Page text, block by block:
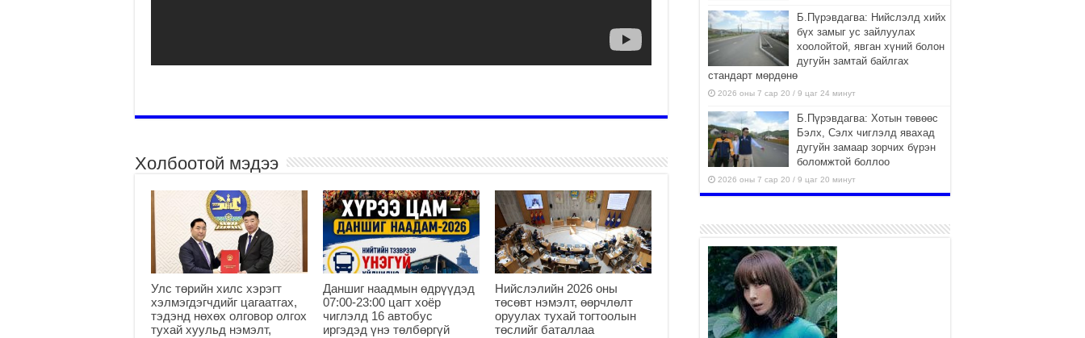
Холбоотой мэдээ
Улс төрийн хилс хэрэгт
хэлмэгдэгчдийг цагаатгах,
тэдэнд нөхөх олговор олгох
тухай хуульд нэмэлт,
Даншиг наадмын өдрүүдэд
07:00-23:00 цагт хоёр
чиглэлд 16 автобус
иргэдэд үнэ төлбөргүй
Нийслэлийн 2026 оны
төсөвт нэмэлт, өөрчлөлт
оруулах тухай тогтоолын
төслийг баталлаа
Б.Пүрэвдагва: Нийслэлд хийх
бүх замыг ус зайлуулах
хоолойтой, явган хүний болон
дугуйн замтай байлгах
стандарт мөрдөнө
2026 оны 7 сар 20 / 9 цаг 24 минут
Б.Пүрэвдагва: Хотын төвөөс
Бэлх, Сэлх чиглэлд явахад
дугуйн замаар зорчих бүрэн
боломжтой боллоо
2026 оны 7 сар 20 / 9 цаг 20 минут
шугам хоолойн ажил 80
хувьтай үргэлжилж байна
2026 оны 7 сар 20 / 9 цаг 14 минут
Усархаг аадар бороо орж
байгаа тул аюулгүй байдлаа
хангаж, үер усны аюулаас
сэрэмжлэхийг нийслэлийн